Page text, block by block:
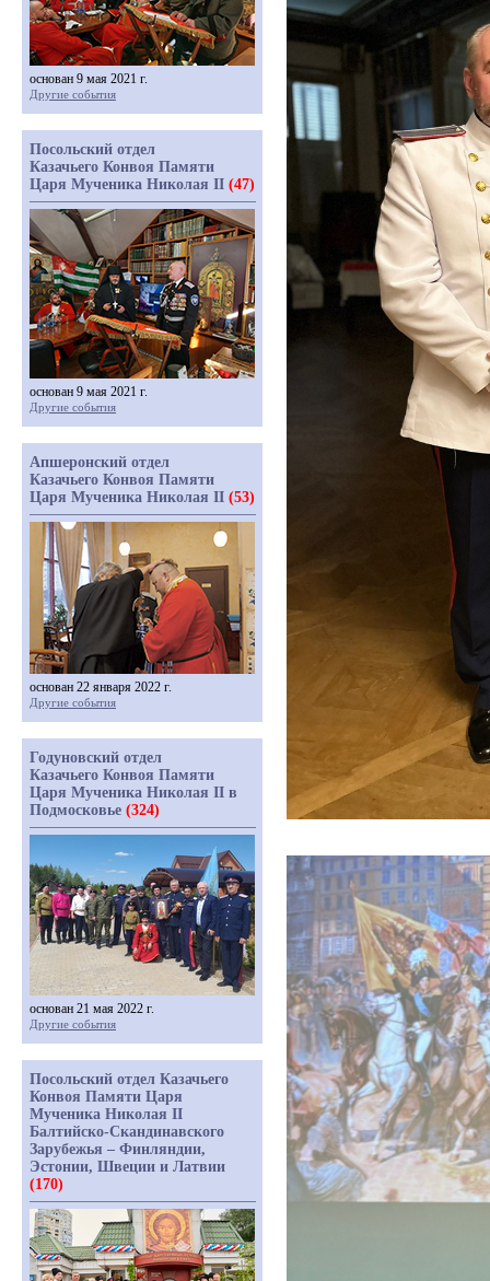
основан 9 мая 2021 г.
Другие события
Посольский отдел
Казачьего Конвоя Памяти
Царя Мученика Николая II (47)
основан 9 мая 2021 г.
Другие события
Апшеронский отдел
Казачьего Конвоя Памяти
Царя Мученика Николая II (53)
основан 22 января 2022 г.
Другие события
Годуновский отдел
Казачьего Конвоя Памяти
Царя Мученика Николая II в
Подмосковье (324)
основан 21 мая 2022 г.
Другие события
Посольский отдел Казачьего
Конвоя Памяти Царя
Мученика Николая II
Балтийско-Скандинавского
Зарубежья – Финляндии,
Эстонии, Швеции и Латвии
(170)